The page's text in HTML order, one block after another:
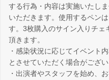
する行為・内容は実施いたし
いただきます。使用するペン
す。3枚購入のサイン入りチェ
頂きます。
・感染状況に応じてイベント
とさせていただく場合がござい
・出演者やスタッフを始め、